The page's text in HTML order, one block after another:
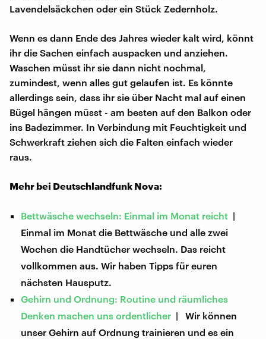
Lavendelsäckchen oder ein Stück Zedernholz.
Wenn es dann Ende des Jahres wieder kalt wird, könnt
ihr die Sachen einfach auspacken und anziehen.
Waschen müsst ihr sie dann nicht nochmal,
zumindest, wenn alles gut gelaufen ist. Es könnte
allerdings sein, dass ihr sie über Nacht mal auf einen
Bügel hängen müsst - am besten auf den Balkon oder
ins Badezimmer. In Verbindung mit Feuchtigkeit und
Schwerkraft ziehen sich die Falten einfach wieder
raus.
Mehr bei Deutschlandfunk Nova:
Bettwäsche wechseln: Einmal im Monat reicht |
Einmal im Monat die Bettwäsche und alle zwei
Wochen die Handtücher wechseln. Das reicht
vollkommen aus. Wir haben Tipps für euren
nächsten Hausputz.
Gehirn und Ordnung: Routine und räumliches
Denken machen uns ordentlicher | Wir können
unser Gehirn auf Ordnung trainieren und es ein